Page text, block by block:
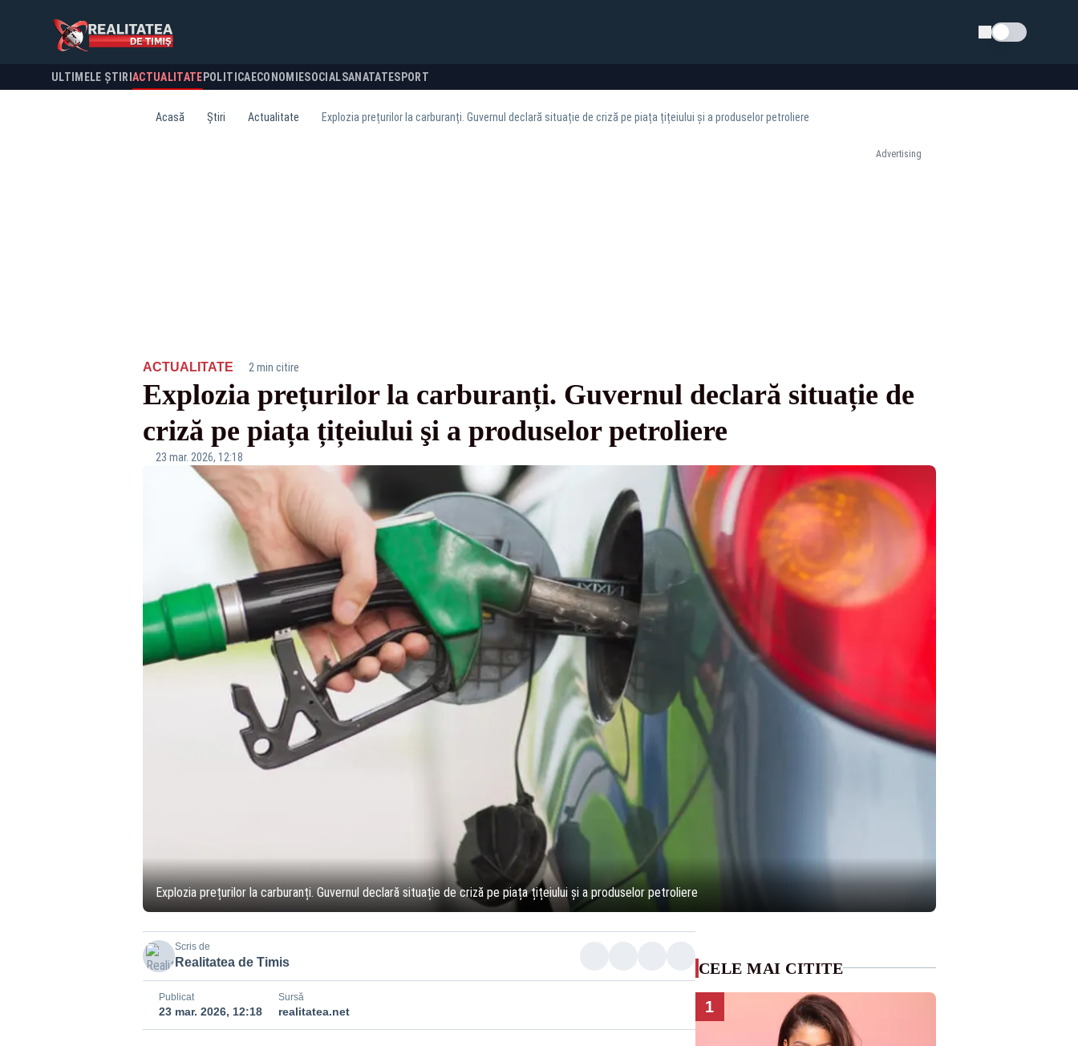
Schimba tema
ULTIMELE ȘTIRI ACTUALITATE POLITICA ECONOMIESOCIALSANATATESPORT
Acasă Știri Actualitate Explozia prețurilor la carburanți. Guvernul declară situație de criză pe piața țițeiului şi a produselor petroliere
Advertising
ACTUALITATE· 2 min citire
Explozia prețurilor la carburanți. Guvernul declară situație de
criză pe piața țițeiului şi a produselor petroliere
23 mar. 2026, 12:18
Explozia prețurilor la carburanți. Guvernul declară situație de criză pe piața țițeiului şi a produselor petroliere
Scris de
Realitatea de Timis
Publicat
23 mar. 2026, 12:18
Sursă
realitatea.net
CELE MAI CITITE
1